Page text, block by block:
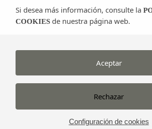
Sal de Ibiza es una línea de
la Reserva Natural del “Parc Natural
Teléfono de contacto, +34 655 52 35
Si desea más información, consulte la
COOKIES de nuestra página web.
Configuración de cookies
Rechazar
Aceptar